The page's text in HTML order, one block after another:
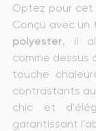
Optez pour cet
Conçu avec un
polyester, il
comme dessus
touche
contrastants
chic et
garantissant